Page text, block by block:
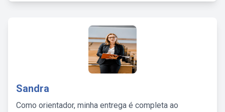
Sandra
Como orientador, minha entrega é completa ao